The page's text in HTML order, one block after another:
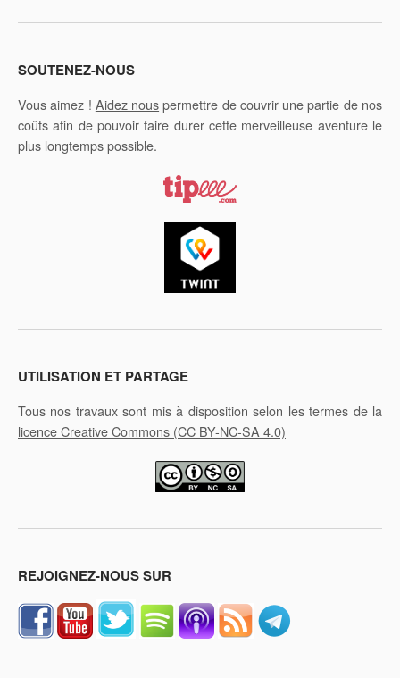
SOUTENEZ-NOUS
Vous aimez ! Aidez nouspermettre de couvrir une partie de nos
coûts afin de pouvoir faire durer cette merveilleuse aventure le
plus longtemps possible.
UTILISATION ET PARTAGE
Tous nos travaux sont mis à disposition selon les termes de la
licence Creative Commons (CC BY-NC-SA 4.0)
REJOIGNEZ-NOUS SUR